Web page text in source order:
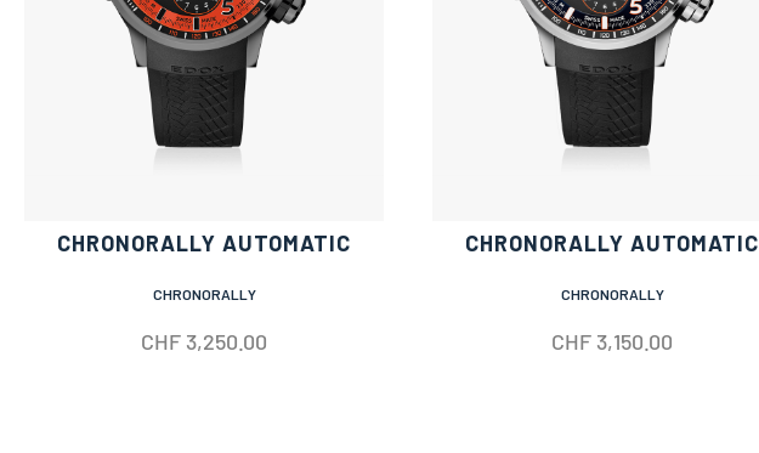
CHRONORALLY AUTOMATIC
CHRONORALLY
CHF 3,250.00
CHRONORALLY AUTOMATIC
CHRONORALLY
CHF 3,150.00